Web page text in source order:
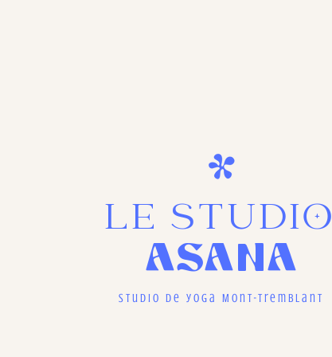
LE STUDIO
ASANA
Studio de yoga Mont-Tremblant